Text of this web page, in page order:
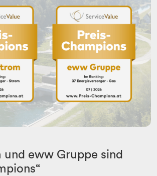
und eww Gruppe sind